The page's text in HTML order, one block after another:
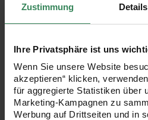
Zustimmung Details
Ihre Privatsphäre ist uns
Wenn Sie unsere Website
akzeptieren“ klicken,
für aggregierte Statistiken über
Marketing-Kampagnen zu
Werbung auf Drittseiten und in